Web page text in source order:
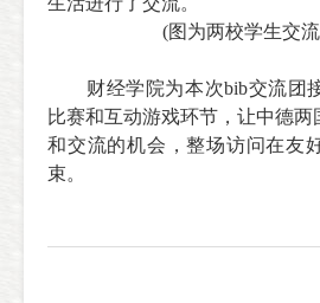
(图为两校学生交
财经学院为本次bib交流团
比赛和互动游戏环节，让中德
和交流的机会，整场访问在友
束。